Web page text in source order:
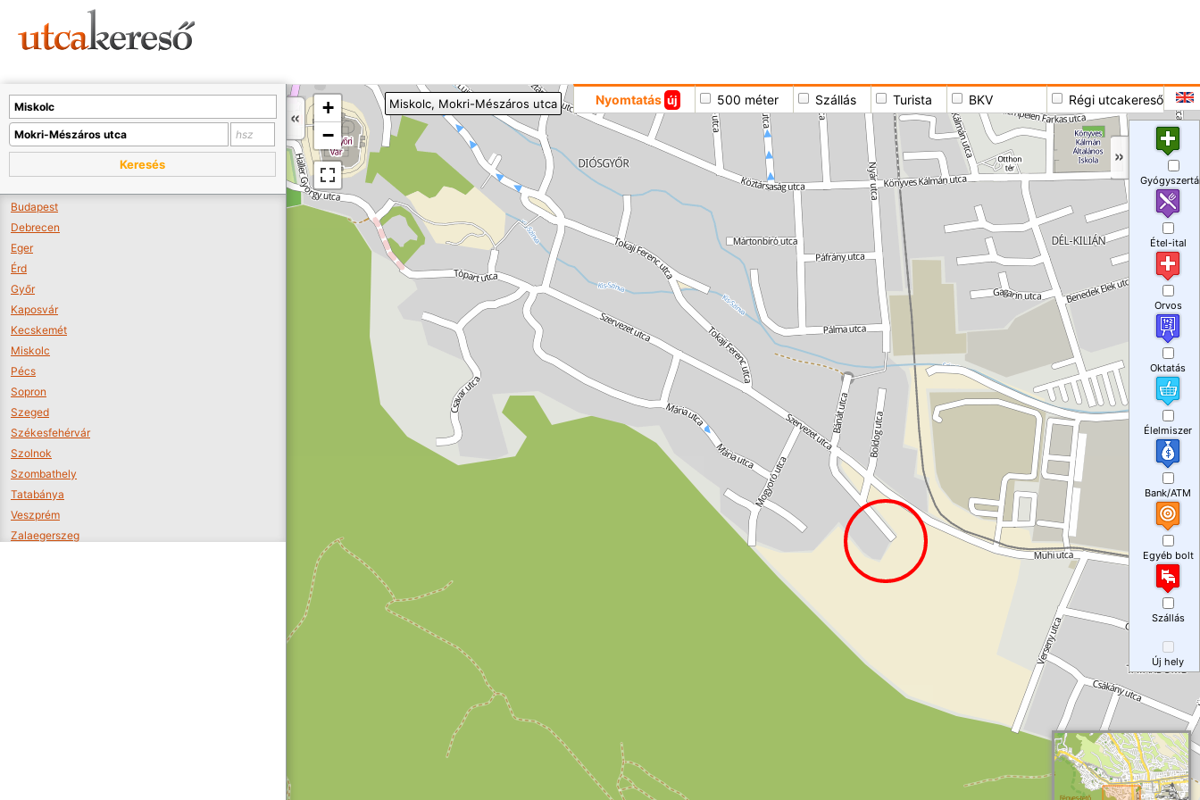
+
−
Nyomtatás új 500 méter Szállás Turista BKV Régi utcakereső
Miskolc, Mokri-Mészáros utca
Keresés
Budapest
Debrecen
Eger
Érd
Győr
Kaposvár
Kecskemét
Miskolc
Pécs
Sopron
Szeged
Székesfehérvár
Szolnok
Szombathely
Tatabánya
Veszprém
Zalaegerszeg
Étel-ital
Orvos
Oktatás
Élelmiszer
Bank/ATM
Egyéb bolt
Szállás
Új hely
A térképet kicsinyíteni kell, hogy látszódjanak a boltok.
Boltok látszódjanak >>